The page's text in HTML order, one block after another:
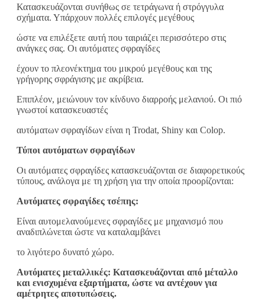
Κατασκευάζονται συνήθως σε τετράγωνα ή στρόγγυλα
σχήματα. Υπάρχουν πολλές επιλογές μεγέθους
ώστε να επιλέξετε αυτή που ταιριάζει περισσότερο στις
ανάγκες σας. Οι αυτόματες σφραγίδες
έχουν το πλεονέκτημα του μικρού μεγέθους και της
γρήγορης σφράγισης με ακρίβεια.
Επιπλέον, μειώνουν τον κίνδυνο διαρροής μελανιού. Οι πιό
γνωστοί κατασκευαστές
αυτόματων σφραγίδων είναι η Trodat, Shiny και Colop.
Τύποι αυτόματων σφραγίδων
Οι αυτόματες σφραγίδες κατασκευάζονται σε διαφορετικούς
τύπους, ανάλογα με τη χρήση για την οποία προορίζονται:
Αυτόματες σφραγίδες τσέπης:
Είναι αυτομελανούμενες σφραγίδες με μηχανισμό που
αναδιπλώνεται ώστε να καταλαμβάνει
το λιγότερο δυνατό χώρο.
Αυτόματες μεταλλικές: Κατασκευάζονται από μέταλλο
και ενισχυμένα εξαρτήματα, ώστε να αντέχουν για
αμέτρητες αποτυπώσεις.